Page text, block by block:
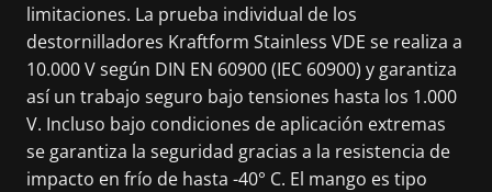
limitaciones. La prueba individual de los
destornilladores Kraftform Stainless VDE se realiza a
10.000 V según DIN EN 60900 (IEC 60900) y garantiza
así un trabajo seguro bajo tensiones hasta los 1.000
V. Incluso bajo condiciones de aplicación extremas
se garantiza la seguridad gracias a la resistencia de
impacto en frío de hasta -40° C. El mango es tipo